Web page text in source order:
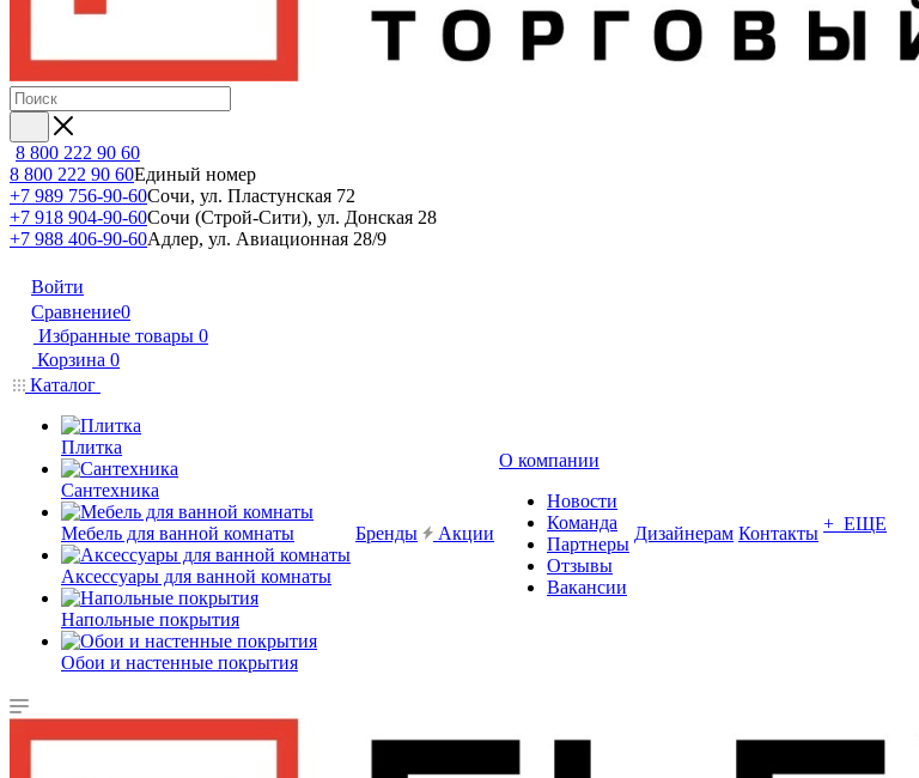
8 800 222 90 60
8 800 222 90 60Единый номер
+7 989 756-90-60Сочи, ул. Пластунская 72
+7 918 904-90-60Сочи (Строй-Сити), ул. Донская 28
+7 988 406-90-60Адлер, ул. Авиационная 28/9
Войти
Сравнение0
Избранные товары 0
Корзина 0
Каталог
Плитка
Сантехника
Мебель для ванной комнаты
Аксессуары для ванной комнаты
Напольные покрытия
Обои и настенные покрытия
Бренды Акции
О компании
Новости
Команда
Партнеры
Отзывы
Вакансии
Дизайнерам Контакты + ЕЩЕ